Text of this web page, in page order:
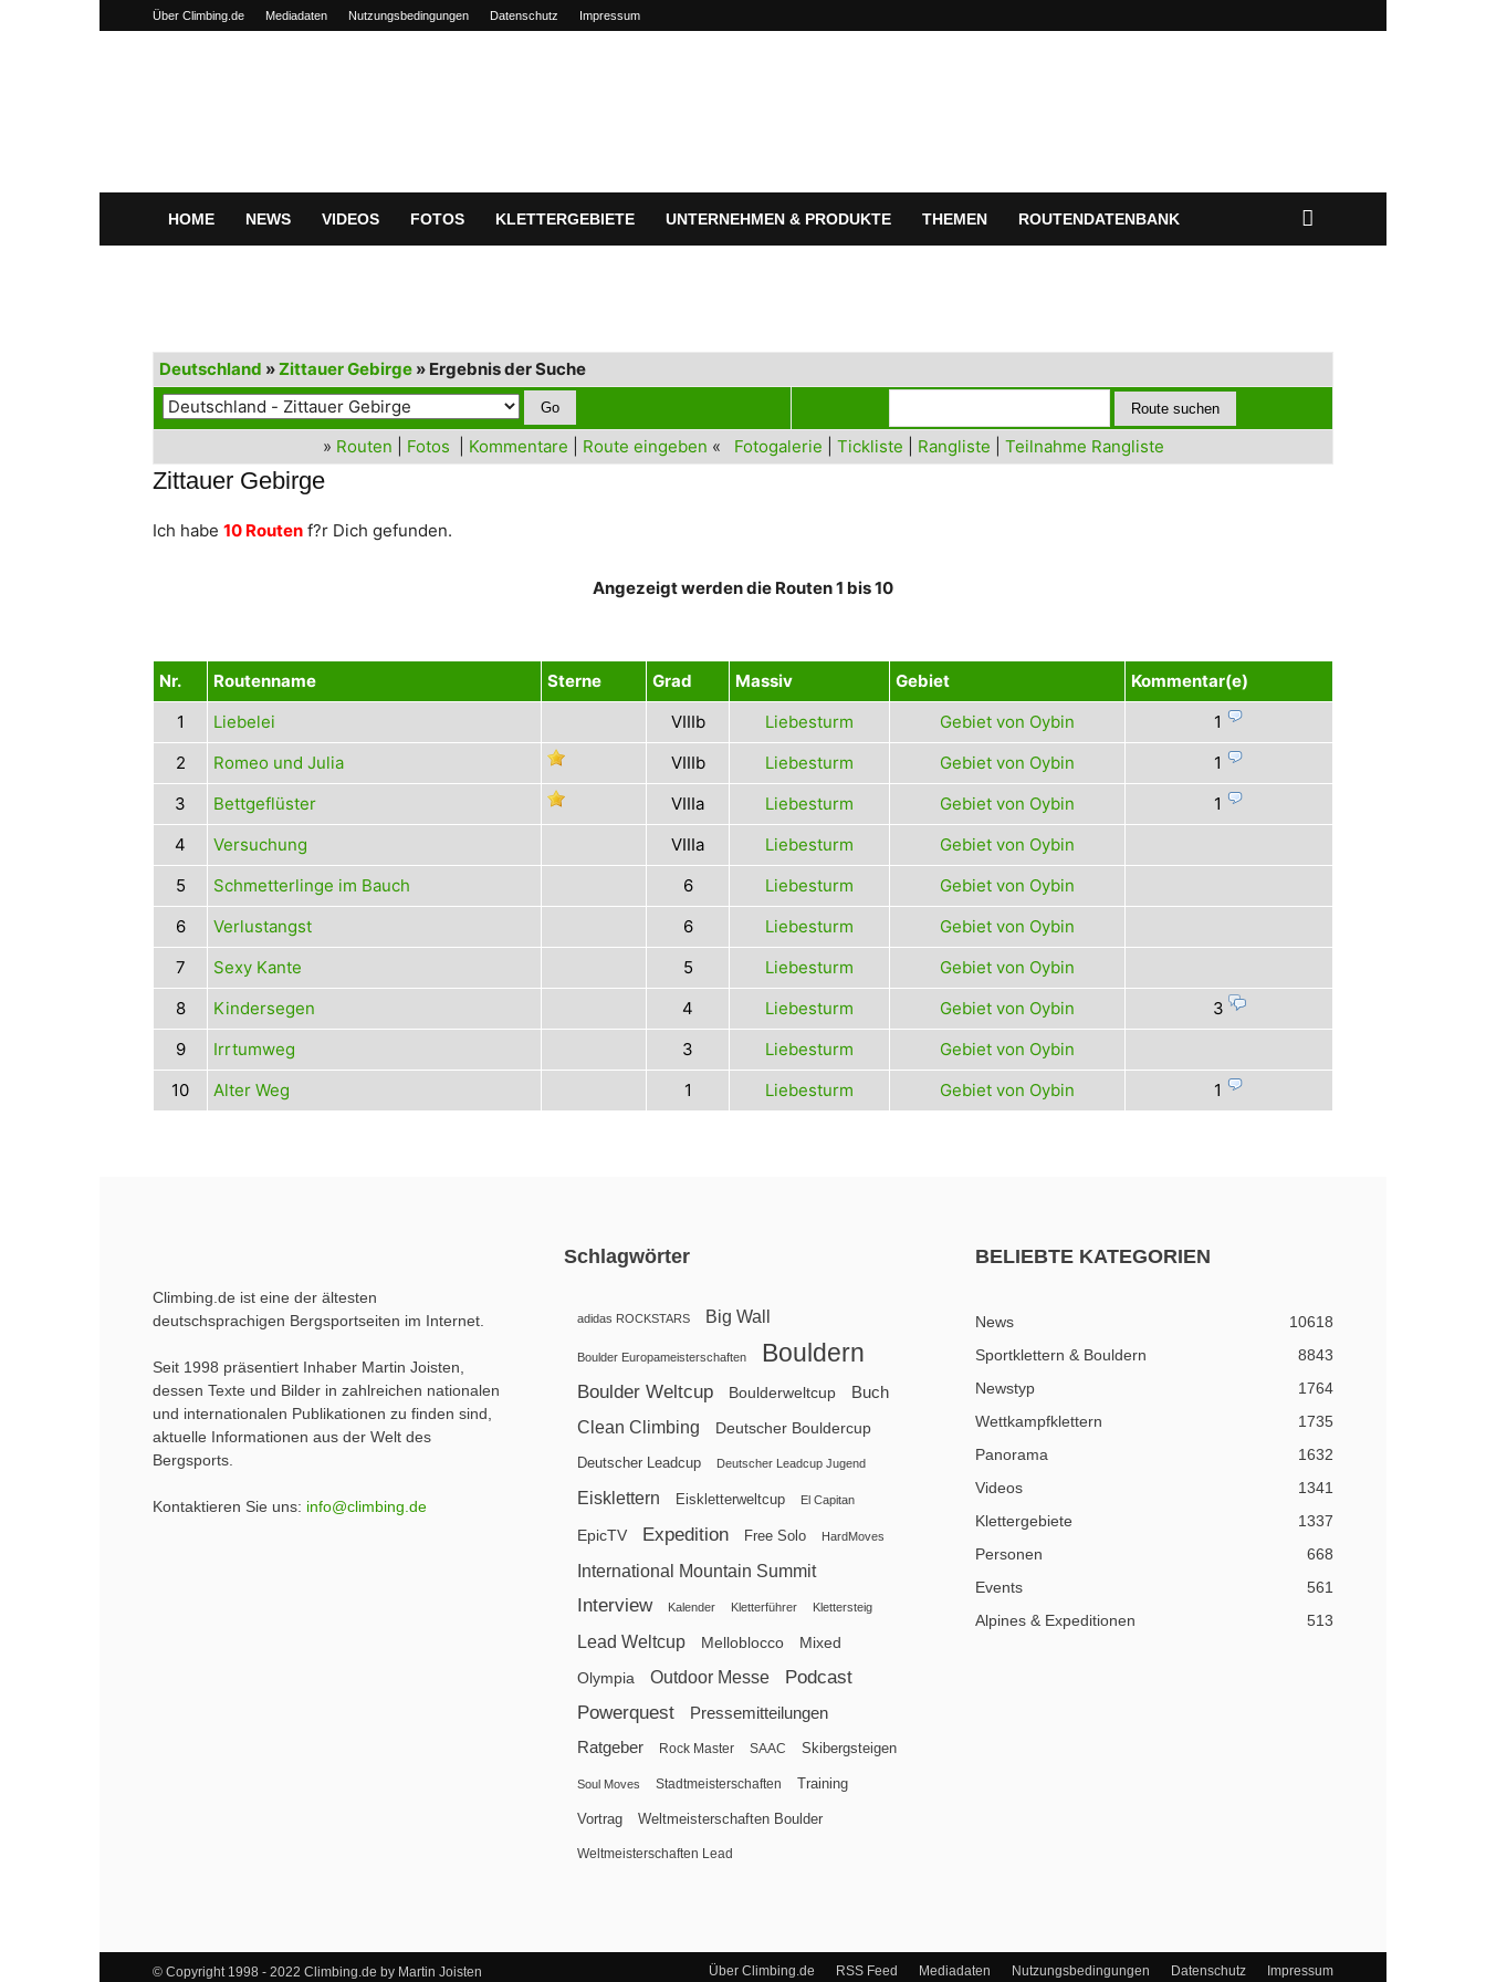
Über Climbing.de Mediadaten Nutzungsbedingungen Datenschutz Impressum
HOME NEWS VIDEOS FOTOS KLETTERGEBIETE UNTERNEHMEN & PRODUKTE THEMEN ROUTENDATENBANK
Deutschland »Zittauer Gebirge » Ergebnis der Suche
» Routen Fotos Kommentare Route eingeben « Fotogalerie Tickliste Rangliste Teilnahme Rangliste
Zittauer Gebirge
Ich habe 10 Routen f?r Dich gefunden.
Angezeigt werden die Routen 1 bis 10
Nr. Routenname Sterne Grad Massiv Gebiet
Kommentar(e)
1
Liebelei VIIIb Liebesturm Gebiet von Oybin
1
2
Romeo und Julia VIIIb Liebesturm Gebiet von Oybin
1
3
Bettgeflüster VIIIa Liebesturm Gebiet von Oybin
1
4
Versuchung VIIIa Liebesturm
Gebiet von Oybin
5
Schmetterlinge im Bauch 6 Liebesturm
Gebiet von Oybin
6
Verlustangst 6 Liebesturm
Gebiet von Oybin
7
Sexy Kante 5 Liebesturm
Gebiet von Oybin
8
Kindersegen 4 Liebesturm Gebiet von Oybin
3
9
Irrtumweg 3 Liebesturm
Gebiet von Oybin
10
Alter Weg 1 Liebesturm Gebiet von Oybin 1
Climbing.de ist eine der ältesten
deutschsprachigen Bergsportseiten im Internet.
Seit 1998 präsentiert Inhaber Martin Joisten,
dessen Texte und Bilder in zahlreichen nationalen
und internationalen Publikationen zu finden sind,
aktuelle Informationen aus der Welt des
Bergsports.
Kontaktieren Sie uns: info@climbing.de
Schlagwörter
adidas ROCKSTARS Big Wall
Boulder Europameisterschaften Bouldern
Boulder Weltcup Boulderweltcup Buch
Clean Climbing Deutscher Bouldercup
Deutscher Leadcup Deutscher Leadcup Jugend
Eisklettern Eiskletterweltcup El Capitan
EpicTV Expedition Free Solo HardMoves
International Mountain Summit
Interview Kalender Kletterführer Klettersteig
Lead Weltcup Melloblocco Mixed
Olympia Outdoor Messe
Podcast
Powerquest
Pressemitteilungen
Ratgeber
Rock Master SAAC Skibergsteigen
Soul Moves Stadtmeisterschaften Training
Vortrag Weltmeisterschaften Boulder
Weltmeisterschaften Lead
BELIEBTE KATEGORIEN
News
10618
Sportklettern & Bouldern
8843
Newstyp
1764
Wettkampfklettern
1735
Panorama
1632
Videos
1341
Klettergebiete
1337
Personen
668
Events
561
Alpines & Expeditionen
513
Über Climbing.de RSS Feed Mediadaten Nutzungsbedingungen Datenschutz Impressum
© Copyright 1998 - 2022 Climbing.de by Martin Joisten